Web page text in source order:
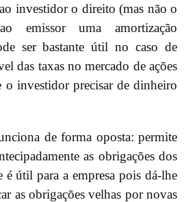
investidor o direito (mas não o
emissor uma amortização
ser bastante útil no caso de
das taxas no mercado de ações
investidor precisar de dinheiro
de forma oposta: permite
as obrigações dos
é útil para a empresa pois dá-lhe
as obrigações velhas por novas